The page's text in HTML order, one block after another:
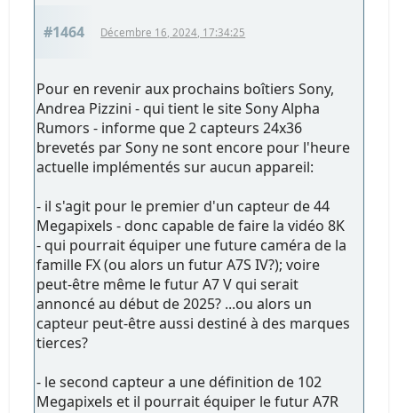
#1464 Décembre 16, 2024, 17:34:25
Pour en revenir aux prochains boîtiers Sony,
Andrea Pizzini - qui tient le site Sony Alpha
Rumors - informe que 2 capteurs 24x36
brevetés par Sony ne sont encore pour l'heure
actuelle implémentés sur aucun appareil:
- il s'agit pour le premier d'un capteur de 44
Megapixels - donc capable de faire la vidéo 8K
- qui pourrait équiper une future caméra de la
famille FX (ou alors un futur A7S IV?); voire
peut-être même le futur A7 V qui serait
annoncé au début de 2025? ...ou alors un
capteur peut-être aussi destiné à des marques
tierces?
- le second capteur a une définition de 102
Megapixels et il pourrait équiper le futur A7R